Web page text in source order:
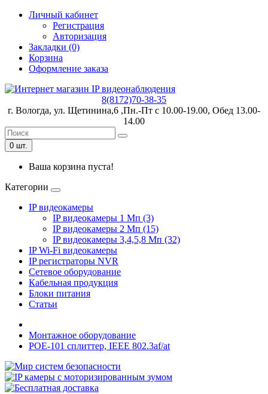
Личный кабинет
Регистрация
Авторизация
Закладки (0)
Корзина
Оформление заказа
8(8172)70-38-35
г. Вологда, ул. Щетинина,6 ,Пн.-Пт с 10.00-19.00, Обед 13.00-
14.00
0 шт.
Ваша корзина пуста!
Категории
IP видеокамеры
IP видеокамеры 1 Мп (3)
IP видеокамеры 2 Мп (15)
IP видеокамеры 3,4,5,8 Мп (32)
IP Wi-Fi видеокамеры
IP регистраторы NVR
Сетевое оборудование
Кабельная продукция
Блоки питания
Статьи
Монтажное оборудование
POE-101 cплиттер, IEEE 802.3af/at